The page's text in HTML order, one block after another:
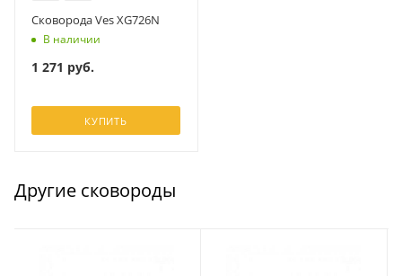
Сковорода Ves XG726N
В наличии
1 271 руб.
КУПИТЬ
Другие сковороды